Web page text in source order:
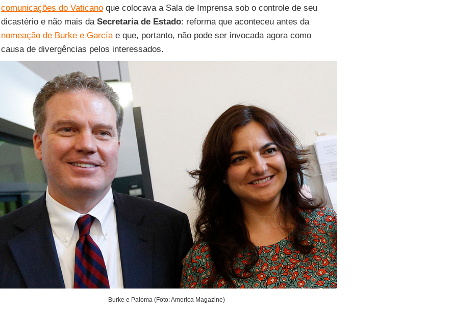
comunicações do Vaticanoque colocava a Sala de Imprensa sob o controle de seu
dicastério e não mais da Secretaria de Estado: reforma que aconteceu antes da
nomeação de Burke e Garcíae que, portanto, não pode ser invocada agora como
causa de divergências pelos interessados.
Burke e Paloma (Foto: America Magazine)